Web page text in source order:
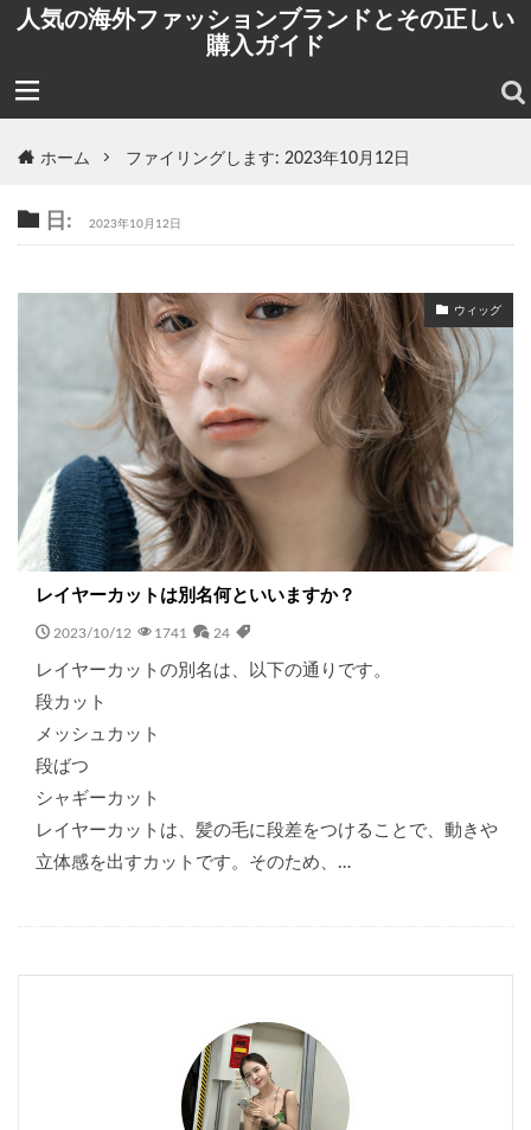
人気の海外ファッションブランドとその正しい
購入ガイド
ホーム ファイリングします: 2023年10月12日
日: 2023年10月12日
ウィッグ
レイヤーカットは別名何といいますか？
2023/10/12 1741 24
レイヤーカットの別名は、以下の通りです。
段カット
メッシュカット
段ばつ
シャギーカット
レイヤーカットは、髪の毛に段差をつけることで、動きや
立体感を出すカットです。そのため、…